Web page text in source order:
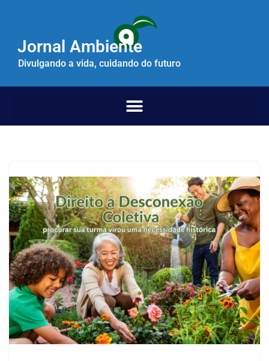
paraJornal Ambiente
Divulgando a vida, cuidando do futuro